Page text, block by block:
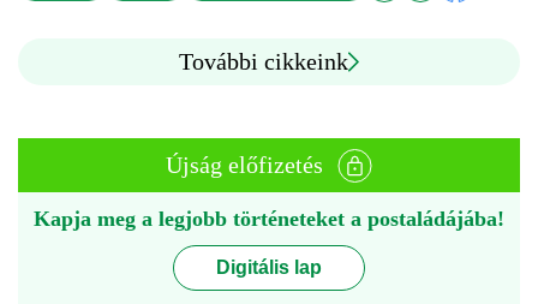
További cikkeink
Újság előfizetés
Kapja meg a legjobb történeteket a postaládájába!
Digitális lap